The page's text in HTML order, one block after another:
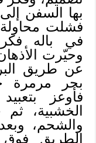
بها السفن
فشلت
في باله
وحيّرت
عن طريق
بحر مرمرة
فأوعز
الخشبية،
والشحم،
الطريق فوق